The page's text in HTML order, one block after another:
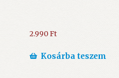
2.990Ft
Kosárba teszem